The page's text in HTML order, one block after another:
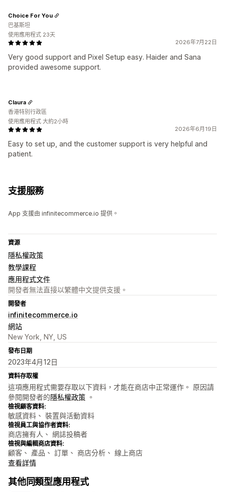
2026年7月22日
Very good support and Pixel Setup easy. Haider and Sana
provided awesome support.
Choice For You
巴基斯坦
使用應用程式 23天
2026年6月19日
Easy to set up, and the customer support is very helpful and
patient.
Claura
香港特別行政區
使用應用程式 大約2小時
支援服務
App 支援由 infinitecommerce.io 提供。
資源
隱私權政策
教學課程
應用程式文件
開發者無法直接以繁體中文提供支援。
開發者
infinitecommerce.io
網站
New York, NY, US
發布日期
2023年4月12日
資料存取權
這項應用程式需要存取以下資料，才能在商店中正常運作。 原因請
參閱開發者的隱私權政策 。
檢視顧客資料:
敏感資料、 裝置與活動資料
檢視員工與協作者資料:
商店擁有人、 網誌投稿者
檢視與編輯商店資料:
顧客、 產品、 訂單、 商店分析、 線上商店
查看詳情
其他同類型應用程式